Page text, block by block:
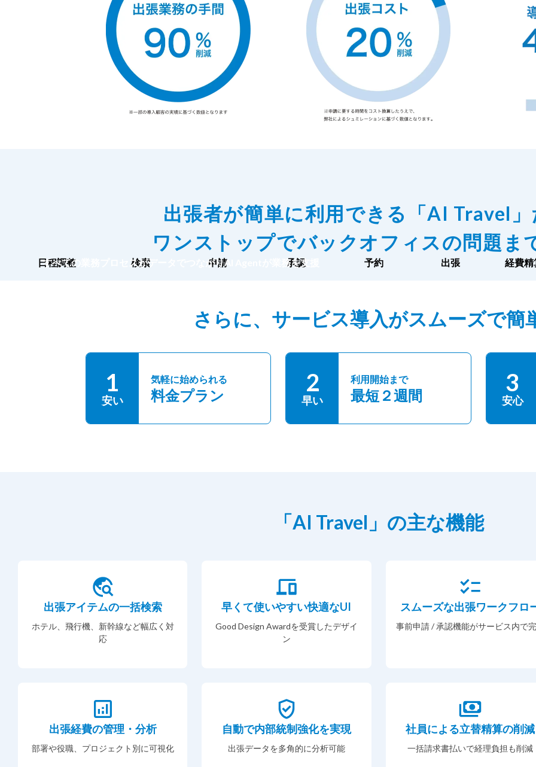
出張者が簡単に利用できる「AI Travel
ワンストップでバックオフィスの問題ま
日程調整 検索 申請 承認 予約 出張 経費精
すべての業務プロセスがデータでつながりAI Agentが業務を支援
さらに、サービス導入がスムーズで簡
1
安い
気軽に始められる
料金プラン 2
早い
利用開始まで
最短２週間 3
安心
「AI Travel」の主な機能
出張アイテムの一括検索
ホテル、飛行機、新幹線など幅広く対
応
早くて使いやすい快適なUI
Good Design Awardを受賞したデザイ
ン
スムーズな出張ワークフロ
事前申請 / 承認機能がサービス内で
出張経費の管理・分析
部署や役職、プロジェクト別に可視化
自動で内部統制強化を実現
出張データを多角的に分析可能
社員による立替精算の削減
一括請求書払いで経理負担も削減